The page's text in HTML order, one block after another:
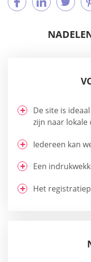
De site is
zijn naar
Iedereen kan
Een
Het